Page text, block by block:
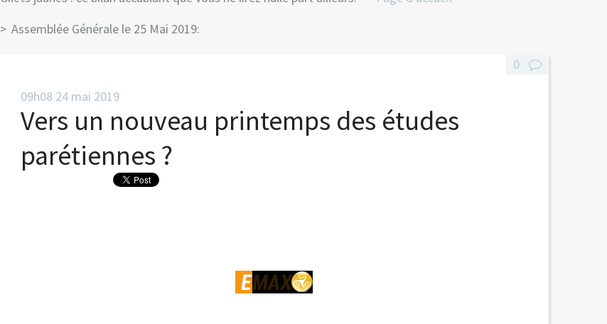
Assemblée Générale le 25 Mai 2019:
09h08 24 mai 2019
Vers un nouveau printemps des études
parétiennes ?
0